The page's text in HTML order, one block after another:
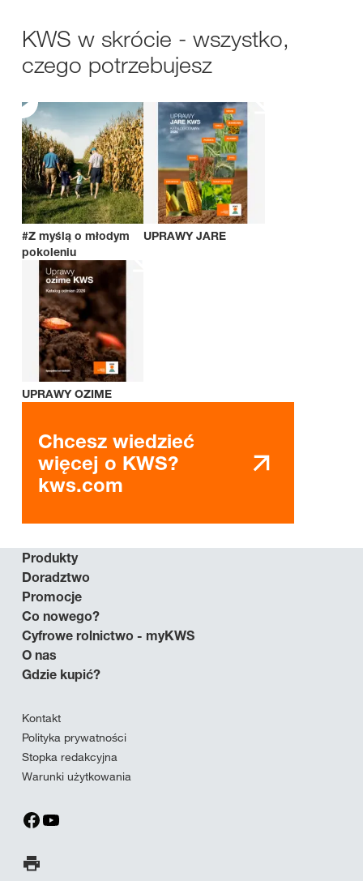
KWS w skrócie - wszystko,
czego potrzebujesz
#Z myślą o młodym
pokoleniu
UPRAWY JARE
UPRAWY OZIME
Chcesz wiedzieć
więcej o KWS?
kws.com
Produkty
Doradztwo
Promocje
Co nowego?
Cyfrowe rolnictwo - myKWS
O nas
Gdzie kupić?
Kontakt
Polityka prywatności
Stopka redakcyjna
Warunki użytkowania
Wydrukuj stronę